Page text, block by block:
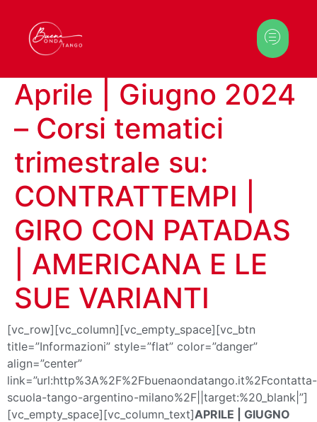
Aprile | Giugno 2024
– Corsi tematici
trimestrale su:
CONTRATTEMPI |
GIRO CON PATADAS
| AMERICANA E LE
SUE VARIANTI
[vc_row][vc_column][vc_empty_space][vc_btn
title=”Informazioni” style=”flat” color=”danger”
align=”center”
link=”url:http%3A%2F%2Fbuenaondatango.it%2Fcontatta-
scuola-tango-argentino-milano%2F||target:%20_blank|”]
[vc_empty_space][vc_column_text]APRILE | GIUGNO